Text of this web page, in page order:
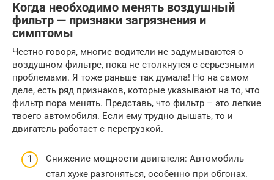
Когда необходимо менять воздушный
фильтр — признаки загрязнения и
симптомы
Честно говоря, многие водители не задумываются о
воздушном фильтре, пока не столкнутся с серьезными
проблемами. Я тоже раньше так думала! Но на самом
деле, есть ряд признаков, которые указывают на то, что
фильтр пора менять. Представь, что фильтр – это легкие
твоего автомобиля. Если ему трудно дышать, то и
двигатель работает с перегрузкой.
Снижение мощности двигателя: Автомобиль
стал хуже разгоняться, особенно при обгонах.